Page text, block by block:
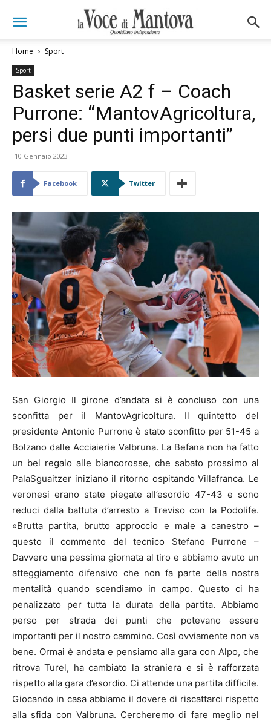
Home Sport
Sport
Basket serie A2 f – Coach
Purrone: “MantovAgricoltura,
persi due punti importanti”
10 Gennaio 2023
Facebook Twitter
San Giorgio Il girone d’andata si è concluso con una
sconfitta per il MantovAgricoltura. Il quintetto del
presidente Antonio Purrone è stato sconfitto per 51-45 a
Bolzano dalle Acciaierie Valbruna. La Befana non ha fatto
un bel regalo alle biancorosse, che sabato prossimo al
PalaSguaitzer iniziano il ritorno ospitando Villafranca. Le
veronesi erano state piegate all’esordio 47-43 e sono
reduci dalla battuta d’arresto a Treviso con la Podolife.
«Brutta partita, brutto approccio e male a canestro –
questo il commento del tecnico Stefano Purrone –
Davvero una pessima giornata al tiro e abbiamo avuto un
atteggiamento difensivo che non fa parte della nostra
mentalità quando scendiamo in campo. Questo ci ha
penalizzato per tutta la durata della partita. Abbiamo
perso per strada dei punti che potevano essere
importanti per il nostro cammino. Così ovviamente non va
bene. Ormai è andata e pensiamo alla gara con Alpo, che
ritrova Turel, ha cambiato la straniera e si è rafforzata
rispetto alla gara d’esordio. Ci attende una partita difficile.
Giocando in casa abbiamo il dovere di riscattarci rispetto
alla sfida con Valbruna. Cercheremo di fare meglio nel